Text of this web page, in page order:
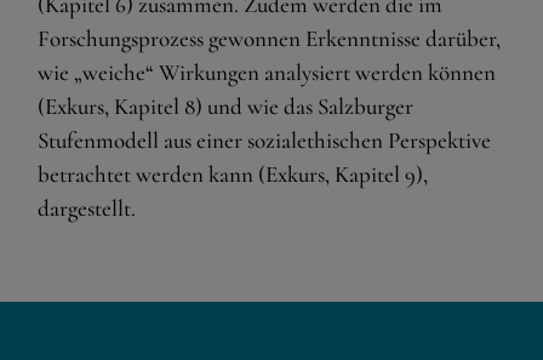
Forschungsprozess gewonnen Erkenntnisse darüber,
wie „weiche“ Wirkungen analysiert werden können
(Exkurs, Kapitel 8) und wie das Salzburger
Stufenmodell aus einer sozialethischen Perspektive
betrachtet werden kann (Exkurs, Kapitel 9),
dargestellt.
Google Maps
Eingebettete Inhalte